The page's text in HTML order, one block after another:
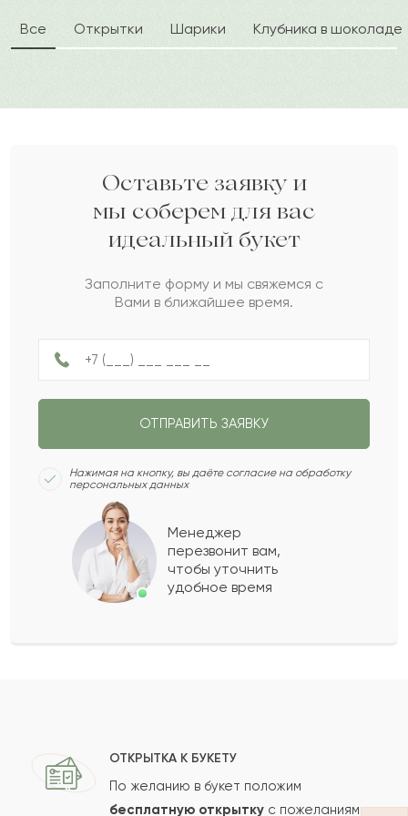
З 2023-07-04
Залина
А 2023-06-01
Артур
2023-05-13
Данила
2023-05-09
Ерофей
Айша
Д Даулеткерей
Бану
Показать еще
Ваш e-mail
Все Открытки Шарики Клубника в шоколаде
Оставьте заявку и
мы соберем для вас
идеальный букет
Заполните форму и мы свяжемся с
Вами в ближайшее время.
ОТПРАВИТЬ ЗАЯВКУ
Нажимая на кнопку, вы даёте согласие на обработку
персональных данных
Менеджер
перезвонит вам,
чтобы уточнить
удобное время
ОТКРЫТКА К БУКЕТУ
По желанию в букет положим
бесплатную открытку с пожеланиями